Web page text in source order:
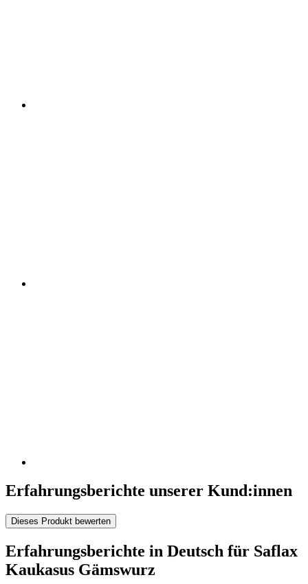
Erfahrungsberichte unserer Kund:innen
Dieses Produkt bewerten
Erfahrungsberichte in Deutsch für Saflax
Kaukasus Gämswurz